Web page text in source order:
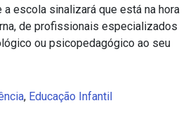
escola sinalizará que está na hora
de profissionais especializados
ou psicopedagógico ao seu
, Educação Infantil